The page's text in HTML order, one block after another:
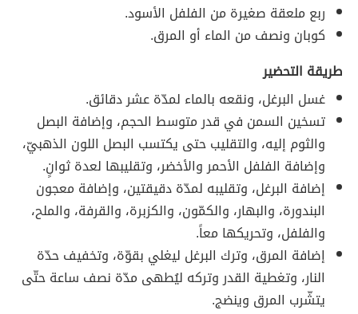
ربع ملعقة صغيرة من الفلفل الأسود.
كوبان ونصف من الماء أو المرق.
طريقة التحضير
غسل البرغل، ونقعه بالماء لمدّة عشر دقائق.
تسخين السمن في قدر متوسط الحجم، وإضافة البصل
والثوم إليه، والتقليب حتى يكتسب البصل اللون الذهبيّ،
وإضافة الفلفل الأحمر والأخضر، وتقليبها لعدة ثوانٍ.
إضافة البرغل، وتقليبه لمدّة دقيقتين، وإضافة معجون
البندورة، والبهار، والكمّون، والكزبرة، والقرفة، والملح،
والفلفل، وتحريكها معاً.
إضافة المرق، وترك البرغل ليغلي بقوّة، وتخفيف حدّة
النار، وتغطية القدر وتركه ليُطهى مدّة نصف ساعة حتّى
يتشّرب المرق وينضج.